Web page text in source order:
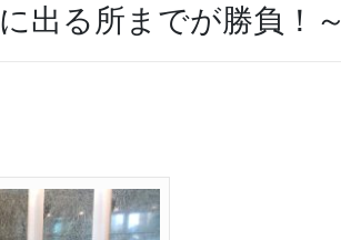
出る所までが勝負！～